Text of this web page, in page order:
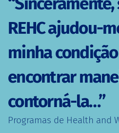
REHC ajudou-
minha
encontrar
contorná-la…”
Programas de Health and